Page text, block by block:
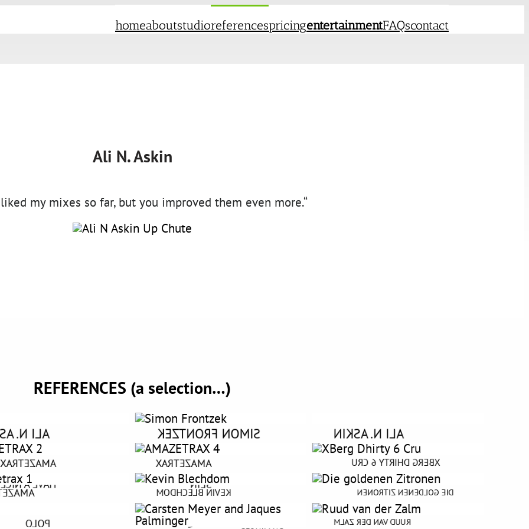
homeaboutstudioreferencespricingentertainmentFAQscontact
Ali N. Askin
my mixes so far, but you improved them even more.“
REFERENCES (a selection…)
ASKIN SIMON FRONTZEK ALI N. ASKIN
AMAZETRAX
A NICE DAY
AMAZETRAX
SEIN
XBERG DHIRTY 6 CRU
DIE REIME DER ANDEREN
KEVIN BLECHDOM
GENTLEMANIA
DIE GOLDENEN ZITRONEN
DIE ENTSCHEIDUNG DER NACHT
POLO
CARSTEN MEYER AND JAQUES
RUUD VAN DER ZALM